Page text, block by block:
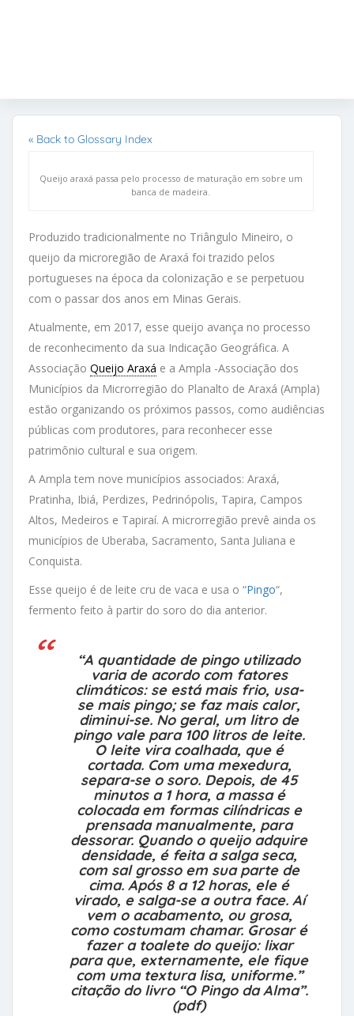
« Back to Glossary Index
Queijo araxá passa pelo processo de maturação em sobre um
banca de madeira.
Produzido tradicionalmente no Triângulo Mineiro, o
queijo da microregião de Araxá foi trazido pelos
portugueses na época da colonização e se perpetuou
com o passar dos anos em Minas Gerais.
Atualmente, em 2017, esse queijo avança no processo
de reconhecimento da sua Indicação Geográfica. A
Associação Queijo Araxá e a Ampla -Associação dos
Municípios da Microrregião do Planalto de Araxá (Ampla)
estão organizando os próximos passos, como audiências
públicas com produtores, para reconhecer esse
patrimônio cultural e sua origem.
A Ampla tem nove municípios associados: Araxá,
Pratinha, Ibiá, Perdizes, Pedrinópolis, Tapira, Campos
Altos, Medeiros e Tapiraí. A microrregião prevê ainda os
municípios de Uberaba, Sacramento, Santa Juliana e
Conquista.
Esse queijo é de leite cru de vaca e usa o “Pingo“,
fermento feito à partir do soro do dia anterior.
“A quantidade de pingo utilizado
varia de acordo com fatores
climáticos: se está mais frio, usa-
se mais pingo; se faz mais calor,
diminui-se. No geral, um litro de
pingo vale para 100 litros de leite.
O leite vira coalhada, que é
cortada. Com uma mexedura,
separa-se o soro. Depois, de 45
minutos a 1 hora, a massa é
colocada em formas cilíndricas e
prensada manualmente, para
dessorar. Quando o queijo adquire
densidade, é feita a salga seca,
com sal grosso em sua parte de
cima. Após 8 a 12 horas, ele é
virado, e salga-se a outra face. Aí
vem o acabamento, ou grosa,
como costumam chamar. Grosar é
fazer a toalete do queijo: lixar
para que, externamente, ele fique
com uma textura lisa, uniforme.”
citação do livro “O Pingo da Alma”.
(pdf)